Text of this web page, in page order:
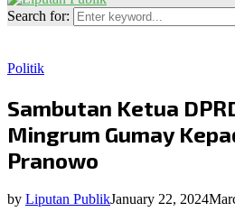
Search for:
Politik
Sambutan Ketua
Mingrum Gumay
Pranowo
by Liputan PublikJanuary 22, 2024